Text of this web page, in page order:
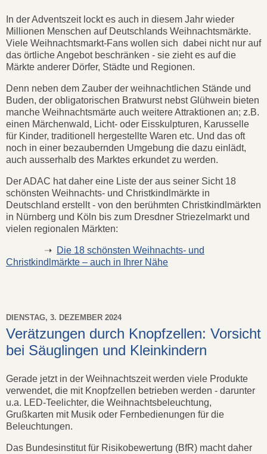
In der Adventszeit lockt es auch in diesem Jahr wieder
Millionen Menschen auf Deutschlands Weihnachtsmärkte.
Viele Weihnachtsmarkt-Fans wollen sich dabei nicht nur auf
das örtliche Angebot beschränken - sie zieht es auf die
Märkte anderer Dörfer, Städte und Regionen.
Denn neben dem Zauber der weihnachtlichen Stände und
Buden, der obligatorischen Bratwurst nebst Glühwein bieten
manche Weihnachtsmärte auch weitere Attraktionen an; z.B.
einen Märchenwald, Licht- oder Eisskulpturen, Karusselle
für Kinder, traditionell hergestellte Waren etc. Und das oft
noch in einer bezaubernden Umgebung die dazu einlädt,
auch ausserhalb des Marktes erkundet zu werden.
Der ADAC hat daher eine Liste der aus seiner Sicht 18
schönsten Weihnachts- und Christkindlmärkte in
Deutschland erstellt - von den berühmten Christkindlmärkten
in Nürnberg und Köln bis zum Dresdner Striezelmarkt und
vielen regionalen Märkten:
➝ Die 18 schönsten Weihnachts- und
Christkindlmärkte – auch in Ihrer Nähe
DIENSTAG, 3. DEZEMBER 2024
Verätzungen durch Knopfzellen: Vorsicht
bei Säuglingen und Kleinkindern
Gerade jetzt in der Weihnachtszeit werden viele Produkte
verwendet, die mit Knopfzellen betrieben werden - darunter
u.a. LED-Teelichter, die Weihnachtsbeleuchtung,
Grußkarten mit Musik oder Fernbedienungen für die
Beleuchtungen.
Das Bundesinstitut für Risikobewertung (BfR) macht daher